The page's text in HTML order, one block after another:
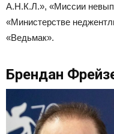
А.Н.К.Л.», «Миссии
«Министерстве
«Ведьмак».
Брендан